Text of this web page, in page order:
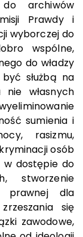
archiwów
Prawdy i
wyborczej do
wspólne,
do władzy
służbą na
własnych
sumienia i
rasizmu,
osób
w dostępie do
stworzenie
prawnej dla
się
zawodowe,